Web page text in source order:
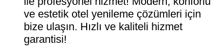
ve estetik otel yenileme çözümleri için
bize ulaşın. Hızlı ve kaliteli hizmet
garantisi!